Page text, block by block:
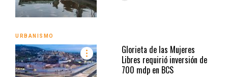
URBANISMO
Glorieta de las Mujeres
Libres requirió inversión de
700 mdp en BCS